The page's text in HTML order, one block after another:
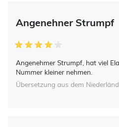
Angenehner Strumpf
Angenehmer Strumpf, hat viel
Nummer kleiner nehmen.
Übersetzung aus dem